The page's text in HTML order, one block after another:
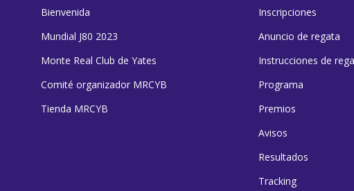
Bienvenida
Mundial J80 2023
Monte Real Club de Yates
Comité organizador MRCYB
Tienda MRCYB
Inscripciones
Anuncio de regata
Instrucciones de
Programa
Premios
Avisos
Resultados
Tracking